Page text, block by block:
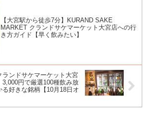
【大宮駅から徒歩7分】KURAND SAKE
MARKET クランドサケマーケット大宮店への行
き方ガイド【早く飲みたい】
ランドサケマーケット大宮
円で厳選100種飲み放
好きな銘柄【10月18日オ